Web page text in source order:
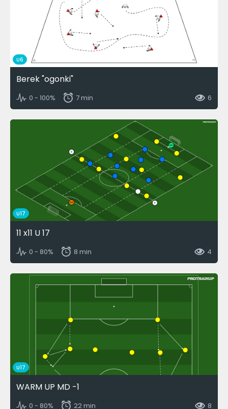
U6
Berek "ogonki"
0 - 100% 7 min 6
U17
11 x11 U 17
0 - 80% 8 min 4
U17
WARM UP MD -1
0 - 80% 22 min 8